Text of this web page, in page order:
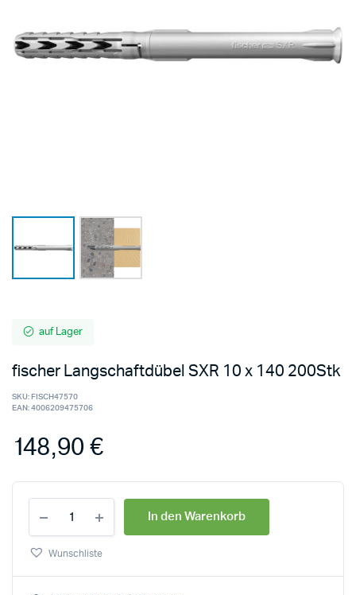
auf Lager
fischer Langschaftdübel SXR 10 x 140 200Stk
SKU: FISCH47570
EAN:4006209475706
148,90€
In den Warenkorb
Wunschliste